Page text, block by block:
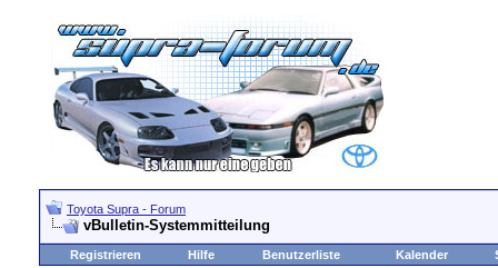
Toyota Supra - Forum
vBulletin-Systemmitteilung
Registrieren Hilfe Benutzerliste Kalender